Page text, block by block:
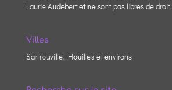
Laurie Audebert et ne sont pas libres de droit.
Villes
Sartrouville, Houilles et environs